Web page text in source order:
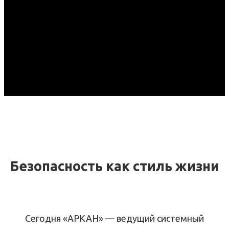
Безопасность как стиль жизни
Сегодня «АРКАН» — ведущий системный